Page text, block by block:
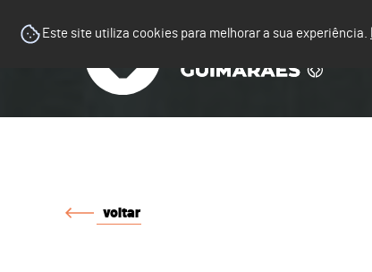
Este site utiliza cookies para melhorar a sua experiência.
voltar